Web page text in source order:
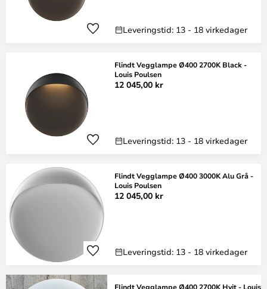
Leveringstid: 13 - 18 virkedager
Flindt Vegglampe Ø400 2700K Black -
Louis Poulsen
12 045,00 kr
Leveringstid: 13 - 18 virkedager
Flindt Vegglampe Ø400 3000K Alu Grå -
Louis Poulsen
12 045,00 kr
Leveringstid: 13 - 18 virkedager
Flindt Vegglampe Ø400 2700K Hvit - Louis